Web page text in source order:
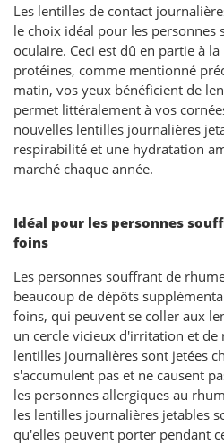
Les lentilles de contact
le choix idéal pour les personnes
oculaire. Ceci est dû en partie à
protéines, comme mentionné
matin, vos yeux bénéficient de
permet littéralement à vos
nouvelles lentilles journalières
respirabilité et une hydratation
marché chaque année.
Idéal pour les personnes
foins
Les personnes souffrant de
beaucoup de dépôts
foins, qui peuvent se coller aux
un cercle vicieux d'irritation et de
lentilles journalières sont jetées
s'accumulent pas et ne causent
les personnes allergiques au
les lentilles journalières jetables
qu'elles peuvent porter pendant